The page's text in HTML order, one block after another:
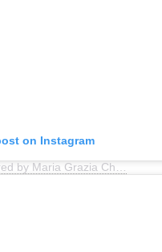
on Instagram